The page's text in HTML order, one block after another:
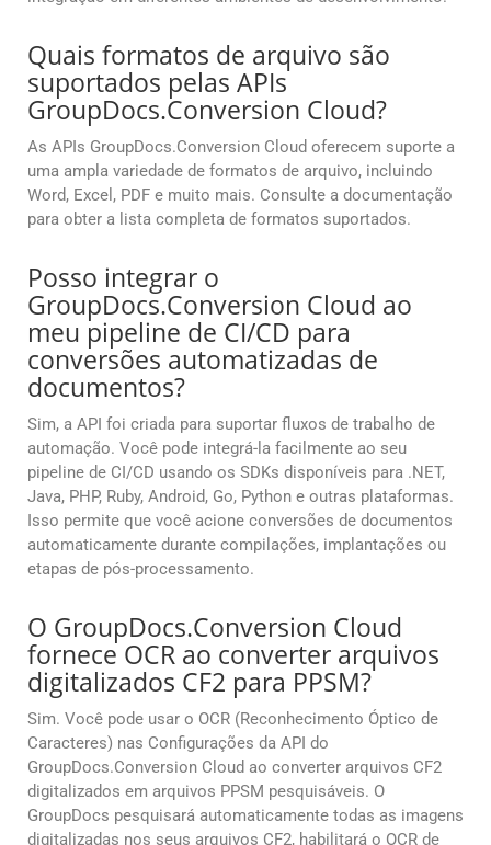
Quais formatos de arquivo são
suportados pelas APIs
GroupDocs.Conversion Cloud?
As APIs GroupDocs.Conversion Cloud oferecem suporte a
uma ampla variedade de formatos de arquivo, incluindo
Word, Excel, PDF e muito mais. Consulte a documentação
para obter a lista completa de formatos suportados.
Posso integrar o
GroupDocs.Conversion Cloud ao
meu pipeline de CI/CD para
conversões automatizadas de
documentos?
Sim, a API foi criada para suportar fluxos de trabalho de
automação. Você pode integrá-la facilmente ao seu
pipeline de CI/CD usando os SDKs disponíveis para .NET,
Java, PHP, Ruby, Android, Go, Python e outras plataformas.
Isso permite que você acione conversões de documentos
automaticamente durante compilações, implantações ou
etapas de pós-processamento.
O GroupDocs.Conversion Cloud
fornece OCR ao converter arquivos
digitalizados CF2 para PPSM?
Sim. Você pode usar o OCR (Reconhecimento Óptico de
Caracteres) nas Configurações da API do
GroupDocs.Conversion Cloud ao converter arquivos CF2
digitalizados em arquivos PPSM pesquisáveis. O
GroupDocs pesquisará automaticamente todas as imagens
digitalizadas nos seus arquivos CF2, habilitará o OCR de